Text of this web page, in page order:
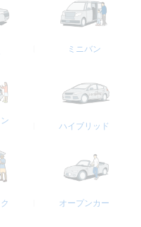
ミニバン
ハイブリッド
オープンカー